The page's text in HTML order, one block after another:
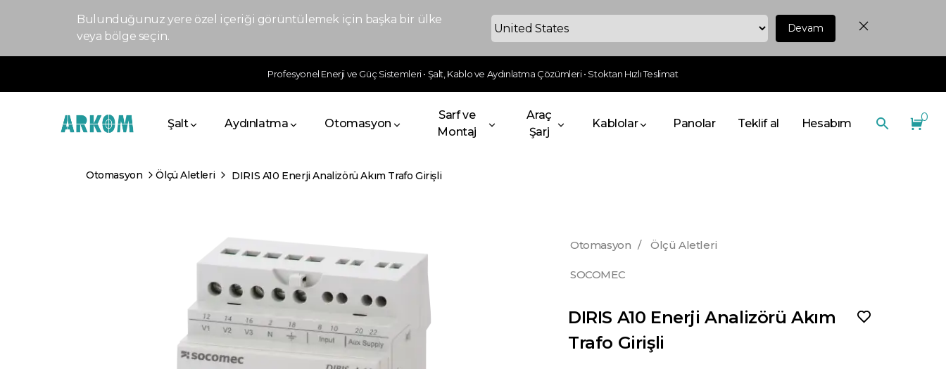
Bulunduğunuz yere özel içeriği görüntülemek için başka bir ülke
veya bölge seçin.
Devam
Profesyonel Enerji ve Güç Sistemleri • Şalt, Kablo ve Aydınlatma Çözümleri • Stoktan Hızlı Teslimat
Şalt Aydınlatma Otomasyon
Sarf ve
Montaj
Araç
Şarj
Kablolar Panolar Teklif al Hesabım 0
Otomasyon Ölçü Aletleri DIRIS A10 Enerji Analizörü Akım Trafo Girişli
Otomasyon / Ölçü Aletleri
SOCOMEC
DIRIS A10 Enerji Analizörü Akım
Trafo Girişli